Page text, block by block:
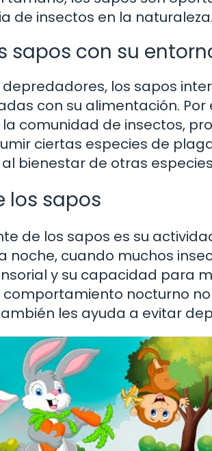
de insectos en la naturaleza.
sapos con su
los sapos
con su alimentación.
comunidad de insectos,
ciertas especies de
bienestar de otras
los sapos
de los sapos es su
noche, cuando muchos
y su capacidad para
comportamiento nocturno
les ayuda a evitar